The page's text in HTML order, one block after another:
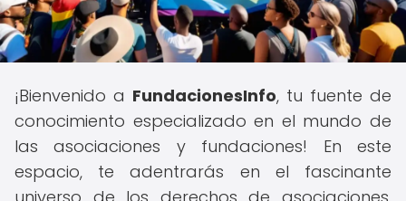
¡Bienvenido a FundacionesInfo, tu fuente de
conocimiento especializado en el mundo de
las asociaciones y fundaciones! En este
espacio, te adentrarás en el fascinante